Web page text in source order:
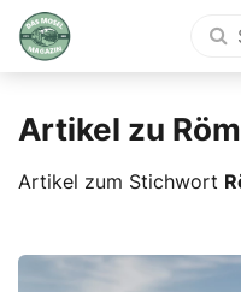
Artikel zu
Artikel zum Stichwort